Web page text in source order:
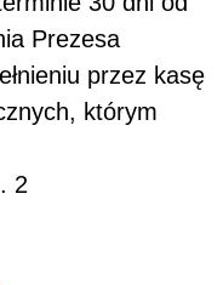
Prezesa
przez kasę
którym
2